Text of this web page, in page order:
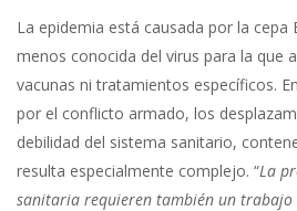
La epidemia está causada por la cepa
menos conocida del virus para la que
vacunas ni tratamientos específicos.
por el conflicto armado, los
debilidad del sistema sanitario,
resulta especialmente complejo. “La
sanitaria requieren también un trabajo